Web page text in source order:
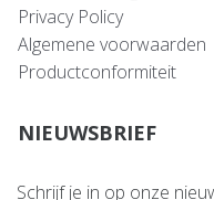
Privacy Policy
Algemene voorwaarden
Productconformiteit
NIEUWSBRIEF
Schrijf je in op onze